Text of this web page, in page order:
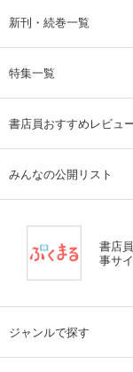
新刊・続巻一覧
特集一覧
書店員おすすめレビュ
みんなの公開リスト
書店
事サ
ジャンルで探す